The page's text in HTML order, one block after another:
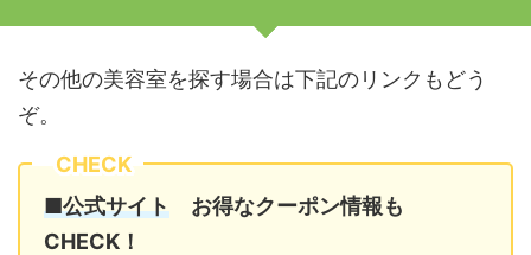
その他の美容室を探す場合は下記のリンクもどう
ぞ。
CHECK
■公式サイト
お得なクーポン情報も
CHECK！